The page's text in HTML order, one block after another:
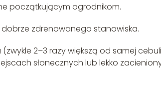
początkującym ogrodnikom.
zdrenowanego stanowiska.
2–3 razy większą od samej
słonecznych lub lekko